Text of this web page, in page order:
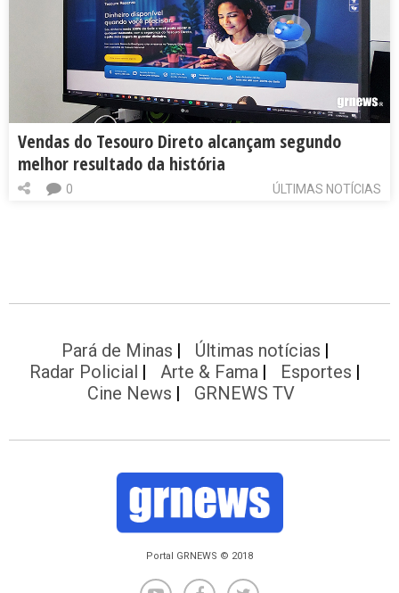
Vendas do Tesouro Direto alcançam segundo
melhor resultado da história
ÚLTIMAS NOTÍCIAS
0
Pará de Minas
Últimas notícias
Radar Policial
Arte & Fama
Esportes
Cine News
GRNEWS TV
Portal GRNEWS © 2018